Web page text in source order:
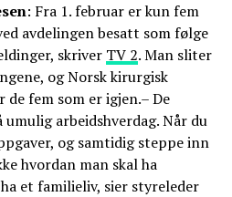
: Fra 1. februar er kun fem
avdelingen besatt som følge
skriver TV 2. Man sliter
og Norsk kirurgisk
fem som er igjen.– De
arbeidshverdag. Når du
og samtidig steppe inn
hvordan man skal ha
et familieliv, sier styreleder